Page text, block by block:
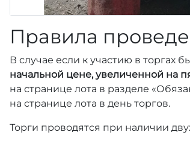
Правила
В случае если к участию в торгах
начальной цене, увеличенной на
на странице лота в разделе
на странице лота в день торгов.
Торги проводятся при наличии